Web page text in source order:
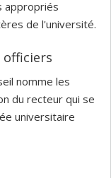
appropriés
de l'université.
officiers
nomme les
du recteur qui se
universitaire